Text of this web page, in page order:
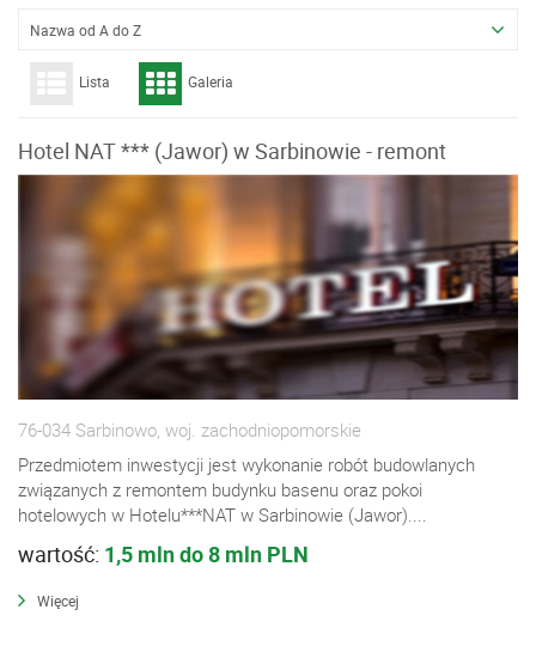
Nazwa od A do Z
Lista Galeria
Hotel NAT *** (Jawor) w Sarbinowie - remont
76-034 Sarbinowo, woj. zachodniopomorskie
Przedmiotem inwestycji jest wykonanie robót budowlanych
związanych z remontem budynku basenu oraz pokoi
hotelowych w Hotelu***NAT w Sarbinowie (Jawor)....
wartość: 1,5 mln do 8 mln PLN
Więcej